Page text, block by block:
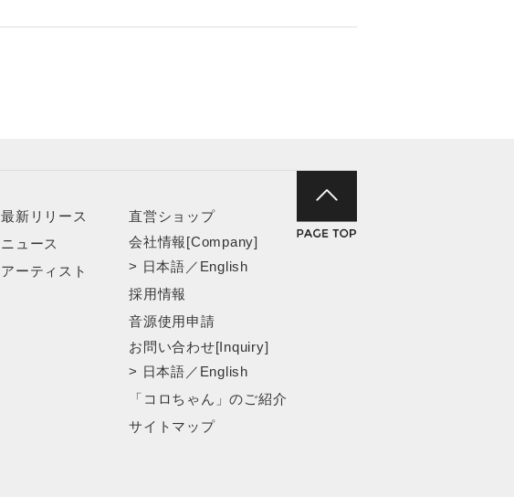
最新リリース
ニュース
アーティスト
直営ショップ
会社情報[Company]
> 日本語 ／ English
採用情報
音源使用申請
お問い合わせ[Inquiry]
> 日本語 ／ English
「コロちゃん」のご紹介
サイトマップ